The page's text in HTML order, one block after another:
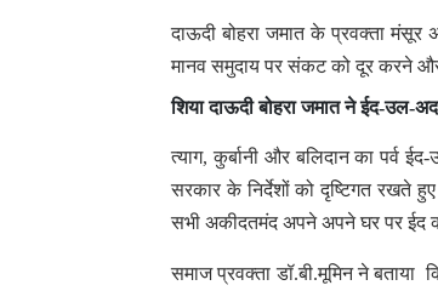
दाऊदी बोहरा जमात के प्रवक्ता मंसूर
मानव समुदाय पर संकट को दूर करने
शिया दाऊदी बोहरा जमात ने ईद-उल-
त्याग, कुर्बानी और बलिदान का पर्व
सरकार के निर्देशों को दृष्टिगत रखते
सभी अकीदतमंद अपने अपने घर पर ईद
समाज प्रवक्ता डॉ.बी.मूमिन ने